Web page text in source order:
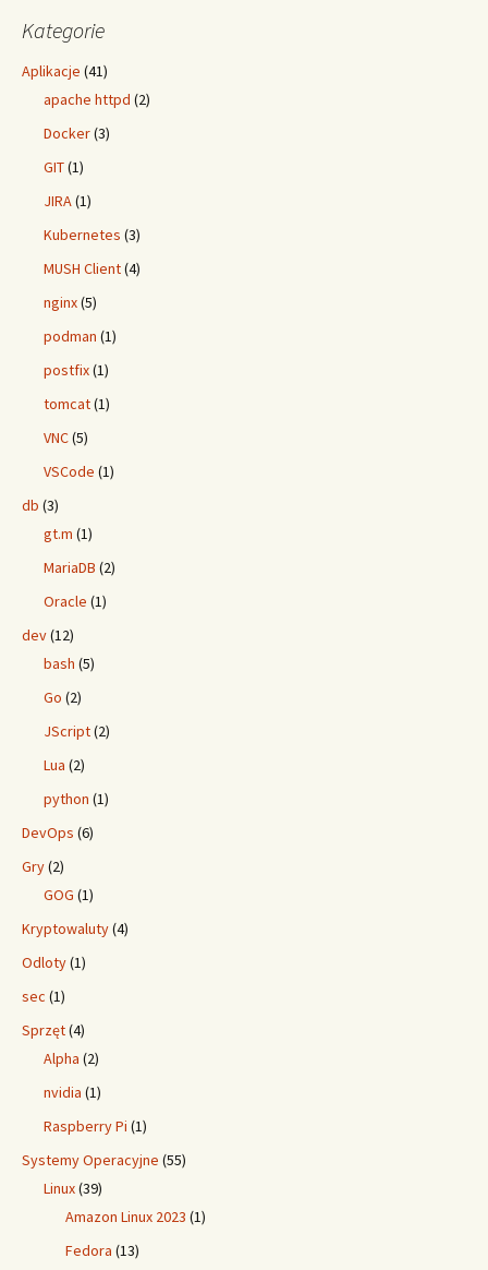
Kategorie
Aplikacje (41)
apache httpd (2)
Docker(3)
GIT(1)
JIRA(1)
Kubernetes (3)
MUSH Client(4)
nginx(5)
podman (1)
postfix(1)
tomcat(1)
VNC(5)
VSCode (1)
db (3)
gt.m (1)
MariaDB (2)
Oracle (1)
dev(12)
bash (5)
Go (2)
JScript(2)
Lua (2)
python (1)
DevOps (6)
Gry(2)
GOG (1)
Kryptowaluty(4)
Odloty(1)
sec (1)
Sprzęt(4)
Alpha (2)
nvidia (1)
Raspberry Pi (1)
Systemy Operacyjne (55)
Linux(39)
Amazon Linux 2023 (1)
Fedora (13)